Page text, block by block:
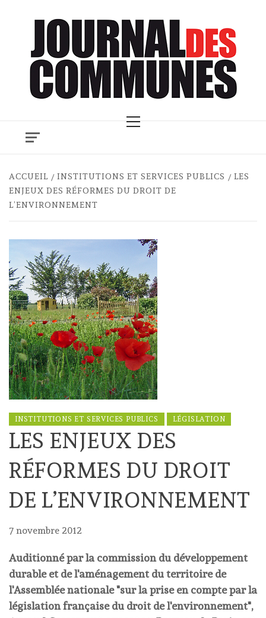
Menu
ACCUEIL INSTITUTIONS ET SERVICES PUBLICS
LES
ENJEUX DES RÉFORMES DU DROIT DE
L’ENVIRONNEMENT
INSTITUTIONS ET SERVICES PUBLICS LÉGISLATION
LES ENJEUX DES
RÉFORMES DU DROIT
DE L’ENVIRONNEMENT
7 novembre 2012
Auditionné par la commission du développement
durable et de l'aménagement du territoire de
l'Assemblée nationale "sur la prise en compte par la
législation française du droit de l'environnement",